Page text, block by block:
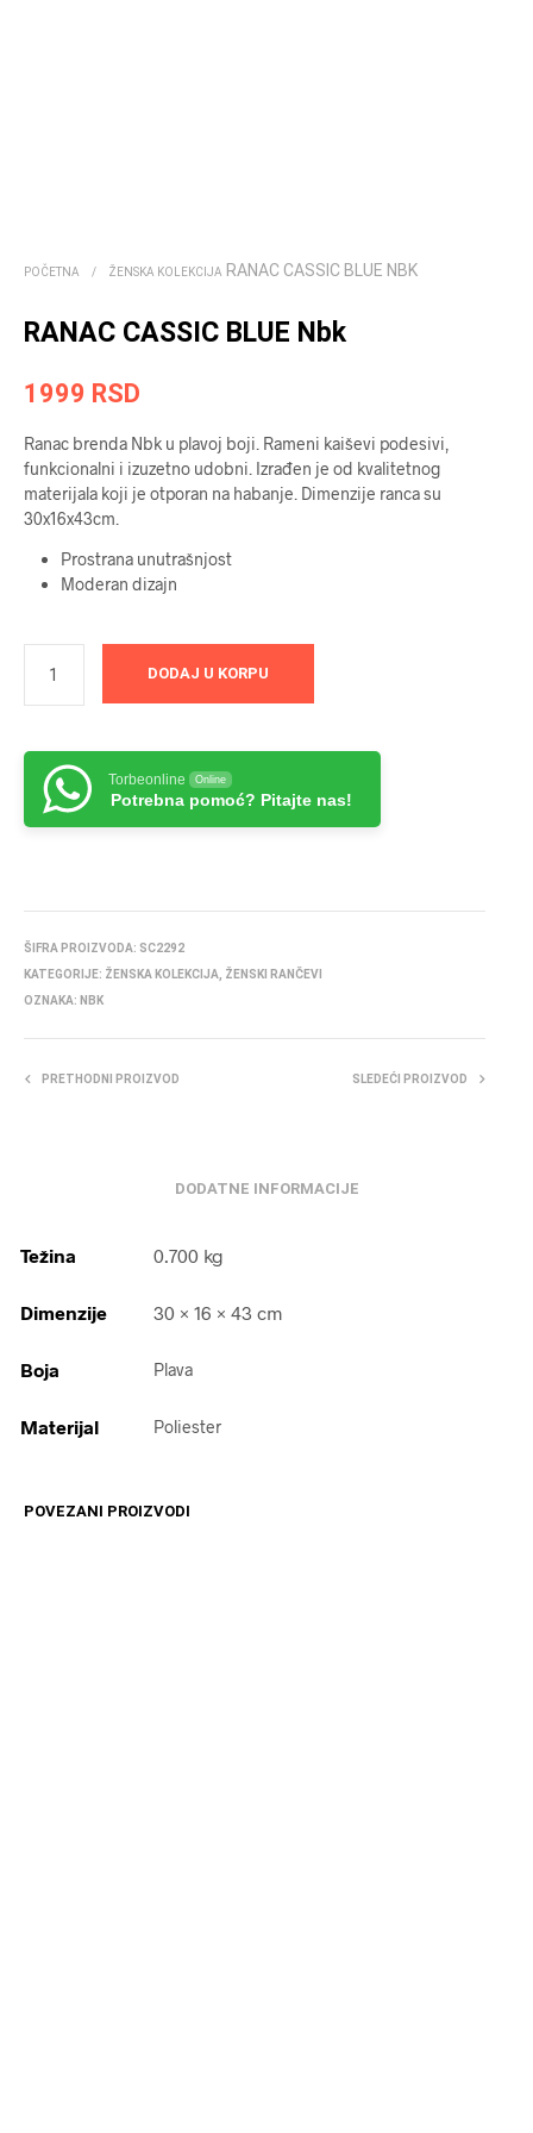
POČETNA / ŽENSKA KOLEKCIJA RANAC CASSIC BLUE NBK
RANAC CASSIC BLUE Nbk
1999 RSD
Ranac brenda Nbk u plavoj boji. Rameni kaiševi podesivi,
funkcionalni i izuzetno udobni. Izrađen je od kvalitetnog
materijala koji je otporan na habanje. Dimenzije ranca su
30x16x43cm.
Prostrana unutrašnjost
Moderan dizajn
DODAJ U KORPU
Torbeonline Online
Potrebna pomoć? Pitajte nas!
ŠIFRA PROIZVODA: SC2292
KATEGORIJE: ŽENSKA KOLEKCIJA
ŽENSKI RANČEVI
OZNAKA: NBK
PRETHODNI PROIZVOD SLEDEĆI PROIZVOD
DODATNE INFORMACIJE
Težina 0.700 kg
Dimenzije 30 × 16 × 43 cm
Boja Plava
Materijal Poliester
POVEZANI PROIZVODI